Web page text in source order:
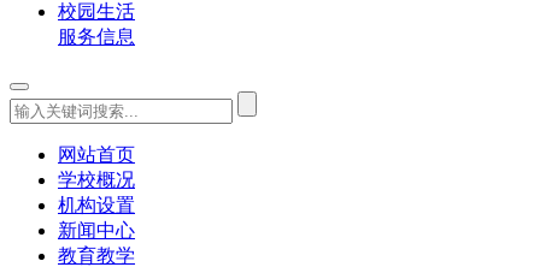
校园生活
服务信息
网站首页
学校概况
机构设置
新闻中心
教育教学